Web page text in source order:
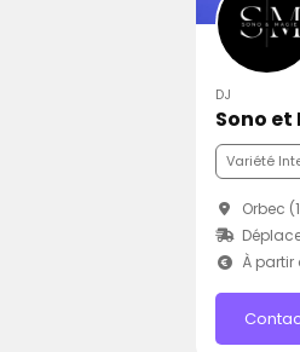
DJ
Sono
Variété
Orbec
À